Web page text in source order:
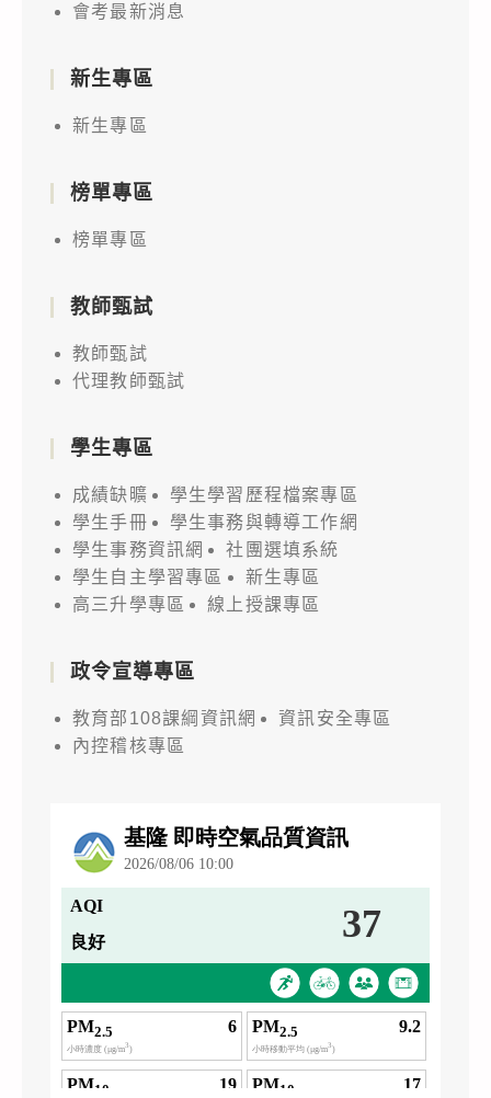
會考最新消息
新生專區
新生專區
榜單專區
榜單專區
教師甄試
教師甄試
代理教師甄試
學生專區
成績缺曠
學生學習歷程檔案專區
學生手冊
學生事務與轉導工作網
學生事務資訊網
社團選填系統
學生自主學習專區
新生專區
高三升學專區
線上授課專區
政令宣導專區
教育部108課綱資訊網
資訊安全專區
內控稽核專區